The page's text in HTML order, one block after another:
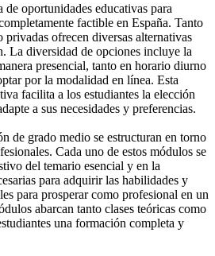
oportunidades educativas para
factible en España. Tanto
ofrecen diversas alternativas
La diversidad de opciones incluye la
presencial, tanto en horario diurno
por la modalidad en línea. Esta
facilita a los estudiantes la elección
a sus necesidades y preferencias.
de grado medio se estructuran en torno
Cada uno de estos módulos se
del temario esencial y en la
para adquirir las habilidades y
para prosperar como profesional en un
abarcan tanto clases teóricas como
una formación completa y